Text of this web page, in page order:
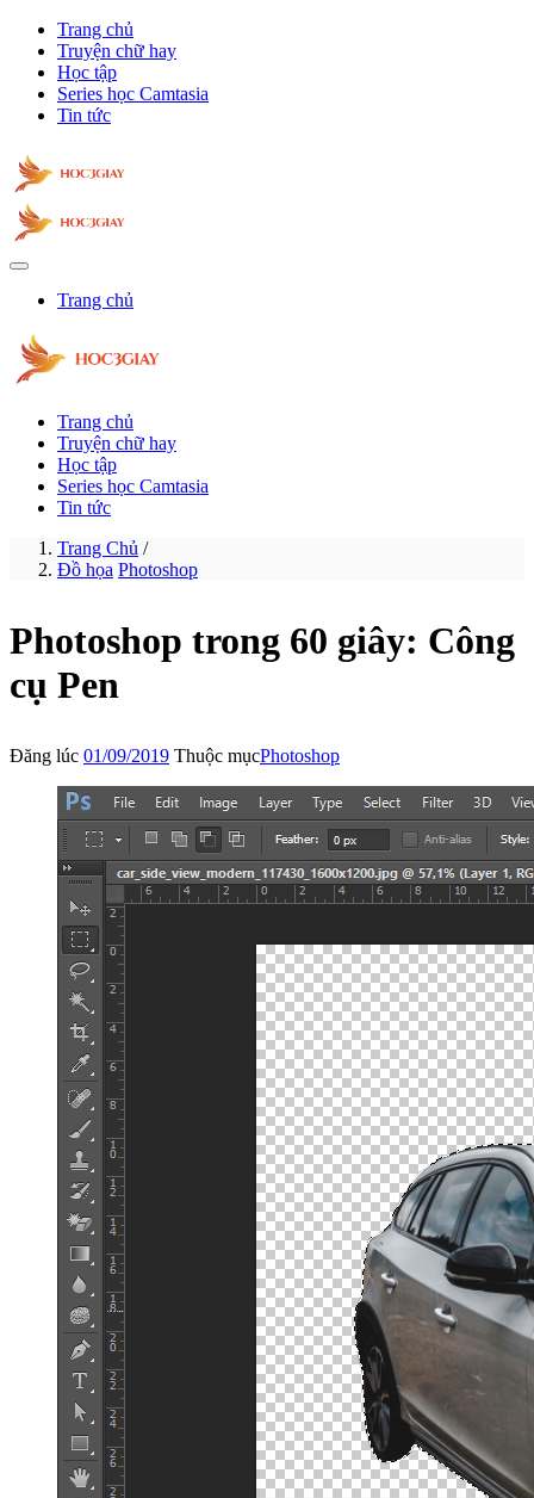
Trang chủ
Truyện chữ hay
Học tập
Series học Camtasia
Tin tức
Trang chủ
Trang chủ
Truyện chữ hay
Học tập
Series học Camtasia
Tin tức
Trang Chủ /
Đồ họa Photoshop
Photoshop trong 60 giây: Công
cụ Pen
Đăng lúc 01/09/2019 Thuộc mụcPhotoshop